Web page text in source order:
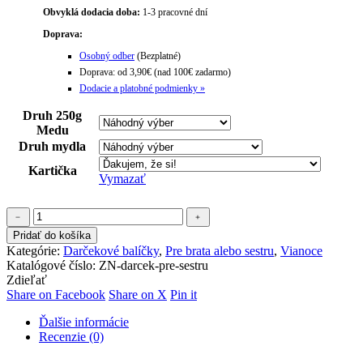
Obvyklá dodacia doba: 1-3 pracovné dní
Doprava:
Osobný odber (Bezplatné)
Doprava: od 3,90€ (nad 100€ zadarmo)
Dodacie a platobné podmienky »
Druh 250g
Medu
Druh mydla
Kartička
Vymazať
množstvo
Darček
pre
sestru
﹣
﹢
Pridať do košíka
Kategórie: Darčekové balíčky, Pre brata alebo sestru, Vianoce
Katalógové číslo: ZN-darcek-pre-sestru
Zdieľať
Share on FacebookShare
Facebook
Share on X Share
Pin itShare
Ďalšie informácie
Recenzie (0)